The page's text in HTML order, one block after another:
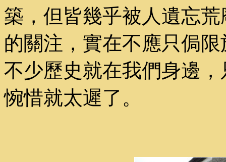
築，但皆幾乎被人遺忘
的關注，實在不應只侷
不少歷史就在我們身邊
惋惜就太遲了。